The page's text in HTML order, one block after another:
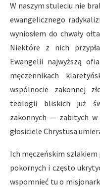
W naszym stuleciu nie
ewangelicznego
wyniosłem do chwały
Niektóre z nich
Ewangelii najwyższą
męczennikach
wspólnocie zakonnej
teologii bliskich już
zakonnych — zabitych w
głosiciele Chrystusa
Ich męczeńskim szlakiem
pokornych i często
wspomnieć tu o